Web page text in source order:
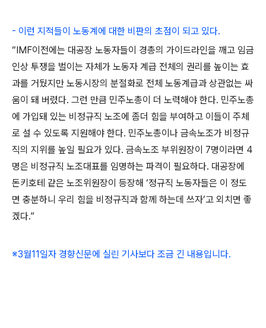
- 이런 지적들이 노동계에 대한 비판의 초점이 되고 있다.
“IMF이전에는 대공장 노동자들이 경총의 가이드라인을 깨고 임금
인상 투쟁을 벌이는 자체가 노동자 계급 전체의 권리를 높이는 효
과를 거뒀지만 노동시장의 분절화로 전체 노동계급과 상관없는 싸
움이 돼 버렸다. 그런 만큼 민주노총이 더 노력해야 한다. 민주노총
에 가입돼 있는 비정규직 노조에 좀더 힘을 부여하고 이들이 주체
로 설 수 있도록 지원해야 한다. 민주노총이나 금속노조가 비정규
직의 지위를 높일 필요가 있다. 금속노조 부위원장이 7명이라면 4
명은 비정규직 노조대표를 임명하는 파격이 필요하다. 대공장에
돈키호테 같은 노조위원장이 등장해 ‘정규직 노동자들은 이 정도
면 충분하니 우리 힘을 비정규직과 함께 하는데 쓰자’고 외치면 좋
겠다.”
※3월11일자 경향신문에 실린 기사보다 조금 긴 내용입니다.